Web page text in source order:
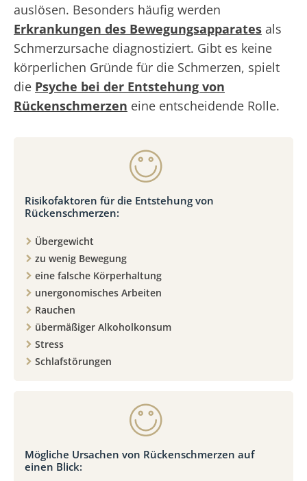
auslösen. Besonders häufig werden
Erkrankungen des Bewegungsapparates als
Schmerzursache diagnostiziert. Gibt es keine
körperlichen Gründe für die Schmerzen, spielt
die Psyche bei der Entstehung von
Rückenschmerzen eine entscheidende Rolle.
Risikofaktoren für die Entstehung von
Rückenschmerzen:
Übergewicht
zu wenig Bewegung
eine falsche Körperhaltung
unergonomisches Arbeiten
Rauchen
übermäßiger Alkoholkonsum
Stress
Schlafstörungen
Mögliche Ursachen von Rückenschmerzen auf
einen Blick: